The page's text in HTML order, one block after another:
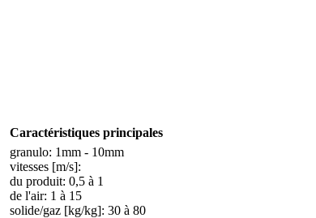
Caractéristiques principales
granulo: 1mm - 10mm
vitesses [m/s]:
du produit: 0,5 à 1
de l'air: 1 à 15
solide/gaz [kg/kg]: 30 à 80